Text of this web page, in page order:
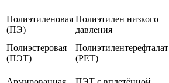
Полиэтиленовая
(ПЭ)
Полиэтилен низкого
давления
Полиэстеровая
(ПЭТ)
Полиэтилентерефталат
(PET)